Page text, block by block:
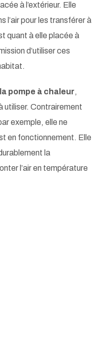
à l’extérieur. Elle
l’air pour les transférer à
quant à elle placée à
d’utiliser ces
pompe à chaleur,
utiliser. Contrairement
exemple, elle ne
en fonctionnement. Elle
la
l’air en température